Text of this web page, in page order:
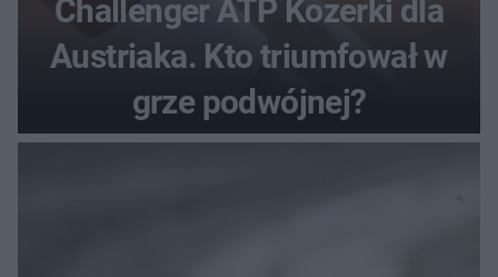
Challenger ATP Kozerki dla
Austriaka. Kto triumfował w
grze podwójnej?